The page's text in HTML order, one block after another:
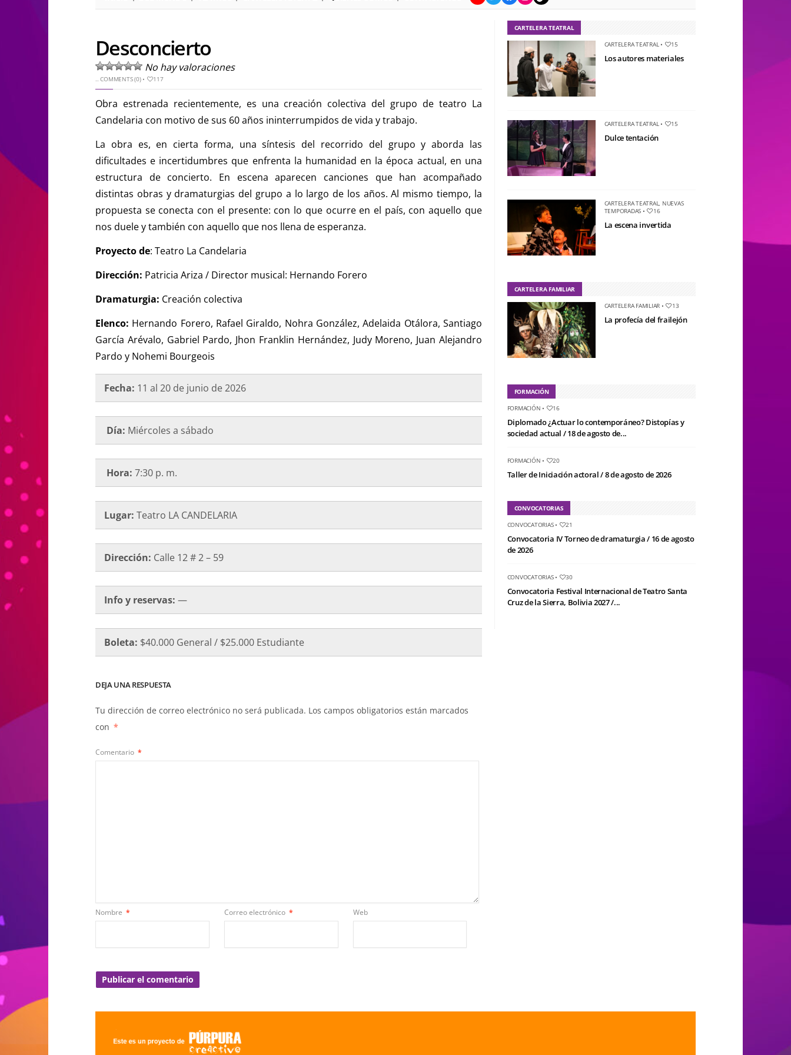
Desconcierto
No hay valoraciones
..COMMENTS (0)• 117
Obra estrenada recientemente, es una creación colectiva del grupo de teatro La
Candelaria con motivo de sus 60 años ininterrumpidos de vida y trabajo.
La obra es, en cierta forma, una síntesis del recorrido del grupo y aborda las
dificultades e incertidumbres que enfrenta la humanidad en la época actual, en una
estructura de concierto. En escena aparecen canciones que han acompañado
distintas obras y dramaturgias del grupo a lo largo de los años. Al mismo tiempo, la
propuesta se conecta con el presente: con lo que ocurre en el país, con aquello que
nos duele y también con aquello que nos llena de esperanza.
Proyecto de: Teatro La Candelaria
Dirección: Patricia Ariza / Director musical: Hernando Forero
Dramaturgia: Creación colectiva
Elenco: Hernando Forero, Rafael Giraldo, Nohra González, Adelaida Otálora, Santiago
García Arévalo, Gabriel Pardo, Jhon Franklin Hernández, Judy Moreno, Juan Alejandro
Pardo y Nohemi Bourgeois
Fecha: 11 al 20 de junio de 2026
Día: Miércoles a sábado
Hora: 7:30 p. m.
Lugar: Teatro LA CANDELARIA
Dirección: Calle 12 # 2 – 59
Info y reservas: —
Boleta: $40.000 General / $25.000 Estudiante
DEJA UNA RESPUESTA
Tu dirección de correo electrónico no será publicada. Los campos obligatorios están marcados
con *
Comentario *
Nombre * Correo electrónico * Web
CARTELERA TEATRAL
CARTELERA TEATRAL• 15
Los autores materiales
CARTELERA TEATRAL• 15
Dulce tentación
CARTELERA TEATRAL, NUEVAS
TEMPORADAS • 16
La escena invertida
CARTELERA FAMILIAR
CARTELERA FAMILIAR • 13
La profecía del frailejón
FORMACIÓN
FORMACIÓN • 16
Diplomado ¿Actuar lo contemporáneo? Distopías y
sociedad actual / 18 de agosto de...
FORMACIÓN • 20
Taller de Iniciación actoral / 8 de agosto de 2026
CONVOCATORIAS
CONVOCATORIAS• 21
Convocatoria IV Torneo de dramaturgia / 16 de agosto
de 2026
CONVOCATORIAS• 30
Convocatoria Festival Internacional de Teatro Santa
Cruz de la Sierra, Bolivia 2027 /...